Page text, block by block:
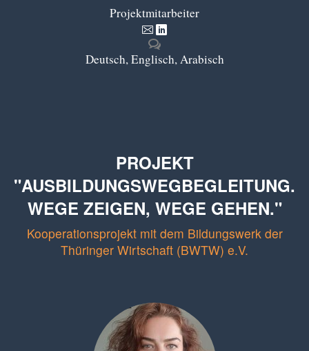
Projektmitarbeiter
Deutsch, Englisch, Arabisch
PROJEKT
"AUSBILDUNGSWEGBEGLEITUNG.
WEGE ZEIGEN, WEGE GEHEN."
Kooperationsprojekt mit dem Bildungswerk der
Thüringer Wirtschaft (BWTW) e.V.